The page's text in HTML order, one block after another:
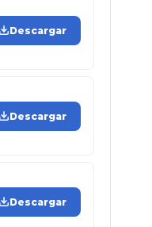
Descargar
Descargar
Descargar